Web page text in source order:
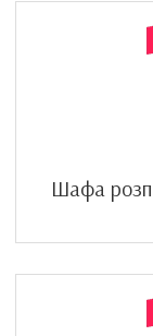
Шафа